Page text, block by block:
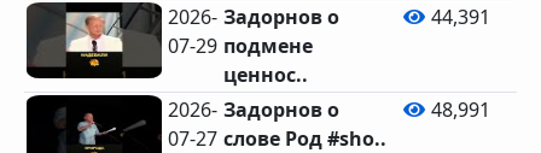
2026-
07-29
Задорнов о
подмене
ценнос..
44,391
2026-
07-27
Задорнов о
слове Род #sho..
48,991